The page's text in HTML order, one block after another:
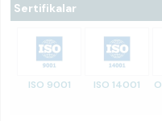
Sertifikalar
ISO 9001 ISO 14001